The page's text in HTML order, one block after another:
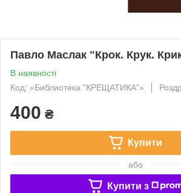
Павло Маслак "Крок. Крук.
В наявності
Код: «Библиотека “КРЕЩАТИКА”»
400 ₴
Купити
або
Купити з